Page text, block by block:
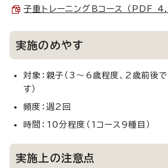
子重トレーニングBコース （PDF
実施のめやす
対象：親子（3～6歳程度、2歳前後
す）
頻度：週2回
時間：10分程度（1コース9種目）
実施上の注意点